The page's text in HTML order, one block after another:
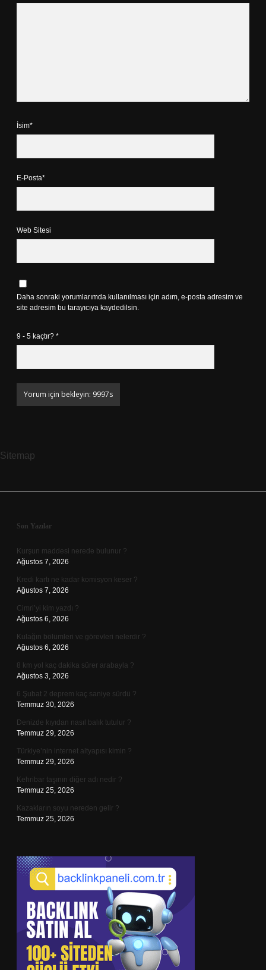
İsim*
E-Posta*
Web Sitesi
Daha sonraki yorumlarımda kullanılması için adım, e-posta adresim ve
site adresim bu tarayıcıya kaydedilsin.
9 - 5 kaçtır? *
Sitemap
Sidebar
Son Yazılar
Kurşun maddesi nerede bulunur ?
Ağustos 7, 2026
Kredi kartı ne kadar komisyon keser ?
Ağustos 7, 2026
Cimri’yi kim yazdı ?
Ağustos 6, 2026
Kulağın bölümleri ve görevleri nelerdir ?
Ağustos 6, 2026
8 km yol kaç dakika sürer arabayla ?
Ağustos 3, 2026
6 Şubat 2 deprem kaç saniye sürdü ?
Temmuz 30, 2026
Denizde kıyıdan nasıl balık tutulur ?
Temmuz 29, 2026
Türkiye’nin internet altyapısı kimin ?
Temmuz 29, 2026
Kehribar taşının diğer adı nedir ?
Temmuz 25, 2026
Kazakların soyu nereden gelir ?
Temmuz 25, 2026